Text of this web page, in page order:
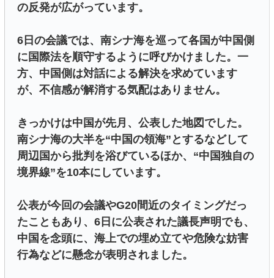
の反発が広がっています。
6日の会議では、南シナ海を巡って各国が中国側
に国際法を順守するように呼びかけました。一
方、中国側は対話による解決を求めています
が、不信感が解消する気配はありません。
きっかけは中国が先月、公表した地図でした。
南シナ海の大半を“中国の領海”とするなどして
周辺国から批判を浴びているほか、“中国独自の
境界線”を10本にしています。
公表が今回の会議やG20間近のタイミングだっ
たこともあり、6日に公表された議長声明でも、
中国を念頭に、海上での埋め立てや危険な妨害
行為などに懸念が表明されました。